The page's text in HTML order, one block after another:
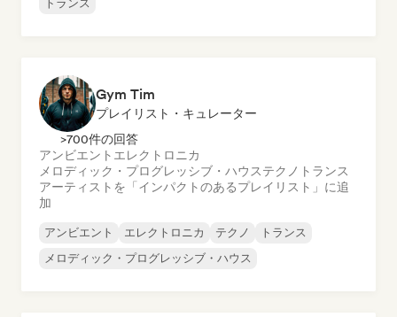
トランス
Gym Tim
プレイリスト・キュレーター
>700件の回答
アンビエント エレクトロニカ
メロディック・プログレッシブ・ハウステクノ トランス
アーティストを「インパクトのあるプレイリスト」に追
加
アンビエント エレクトロニカ テクノ
トランス
メロディック・プログレッシブ・ハウス